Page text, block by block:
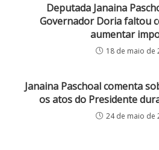
Deputada Janaina
Governador Doria faltou
aumentar
18 de maio de
Janaina Paschoal comenta
os atos do Presidente
24 de maio de